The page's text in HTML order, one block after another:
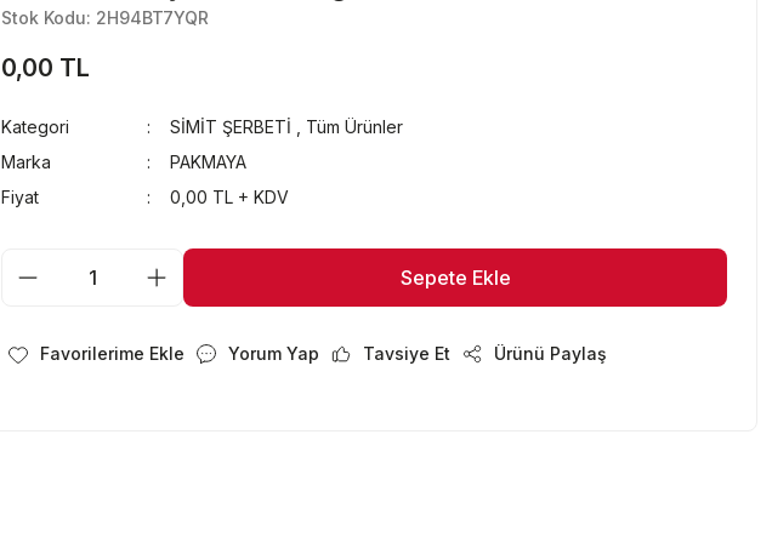
Stok Kodu: 2H94BT7YQR
0,00 TL
Kategori SİMİT ŞERBETİ
Tüm Ürünler
Marka
PAKMAYA
Fiyat
0,00 TL + KDV
Sepete Ekle
Sepete Ekle
Yorum Yap Tavsiye Et Ürünü Paylaş